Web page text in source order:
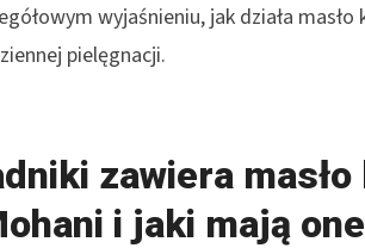
wyjaśnieniu, jak działa
pielęgnacji.
zawiera
i jaki mają